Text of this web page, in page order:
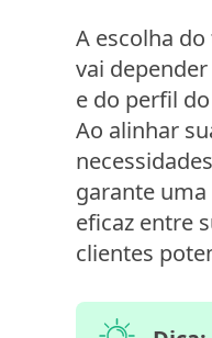
A escolha
vai
e do perfil
Ao alinhar
garante
eficaz entre
clientes